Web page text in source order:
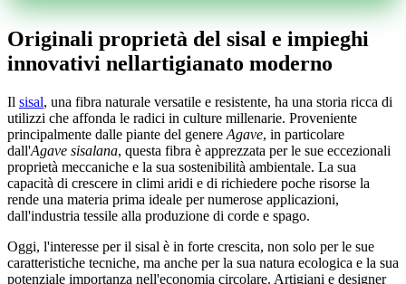
Originali proprietà del sisal e impieghi
innovativi nellartigianato moderno
Il sisal, una fibra naturale versatile e resistente, ha una storia ricca di
utilizzi che affonda le radici in culture millenarie. Proveniente
principalmente dalle piante del genere Agave, in particolare
dall'Agave sisalana, questa fibra è apprezzata per le sue eccezionali
proprietà meccaniche e la sua sostenibilità ambientale. La sua
capacità di crescere in climi aridi e di richiedere poche risorse la
rende una materia prima ideale per numerose applicazioni,
dall'industria tessile alla produzione di corde e spago.
Oggi, l'interesse per il sisal è in forte crescita, non solo per le sue
caratteristiche tecniche, ma anche per la sua natura ecologica e la sua
potenziale importanza nell'economia circolare. Artigiani e designer